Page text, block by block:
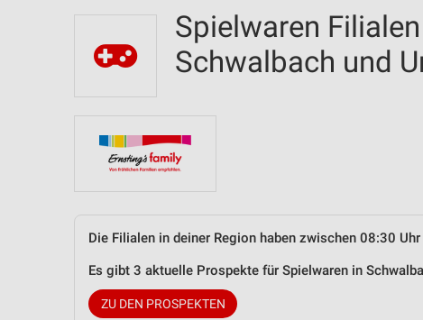
Spielwaren
Schwalbach und
Die Filialen in deiner Region haben zwischen 08:30
Es gibt 3 aktuelle Prospekte für Spielwaren in
ZU DEN PROSPEKTEN